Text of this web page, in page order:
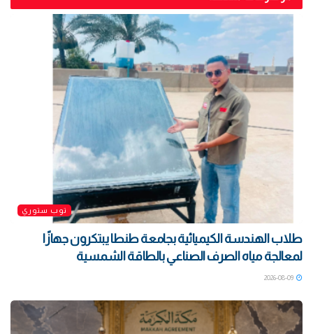
توب ستوري
طلاب الهندسة الكيميائية بجامعة طنطا يبتكرون جهازًا
لمعالجة مياه الصرف الصناعي بالطاقة الشمسية